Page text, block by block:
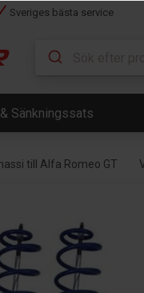
Sveriges bästa service
Sänkningssats
till Alfa Romeo GT